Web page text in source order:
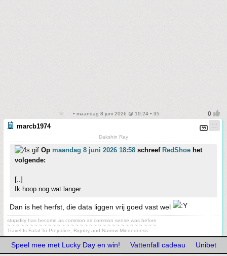
• maandag 8 juni 2026 @ 19:24 • 35
marcb1974
Dakshin Ray
Op maandag 8 juni 2026 18:58 schreef RedShoe het
volgende:
[..]
Ik hoop nog wat langer.
Dan is het herfst, die data liggen vrij goed vast wel
stupidity has become as common as common sense was before
~ ~ ~ ~ ~ ~ ~ ~ ~ ~ ~ ~ ~ ~ ~ ~ ~ ~ ~ ~ ~ ~ ~ ~ ~ ~ ~ ~ ~ ~ ~ ~ ~
Travel Is Fatal To Prejudice, Bigotry and Narrow-Mindedness
Speel mee met Lucky Day en win! Vattenfall cadeau Unibet